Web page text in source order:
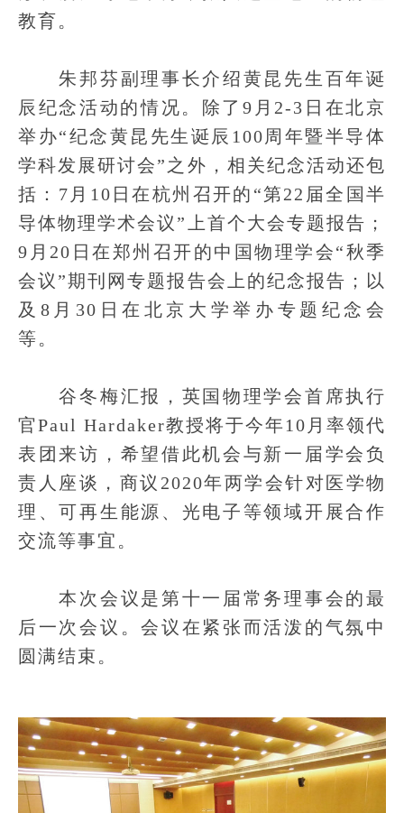
教育。
朱邦芬副理事长介绍黄昆先生百年诞
辰纪念活动的情况。除了9月2-3日在北京
举办“纪念黄昆先生诞辰100周年暨半导体
学科发展研讨会”之外，相关纪念活动还包
括：7月10日在杭州召开的“第22届全国半
导体物理学术会议”上首个大会专题报告；
9月20日在郑州召开的中国物理学会“秋季
会议”期刊网专题报告会上的纪念报告；以
及8月30日在北京大学举办专题纪念会
等。
谷冬梅汇报，英国物理学会首席执行
官Paul Hardaker教授将于今年10月率领代
表团来访，希望借此机会与新一届学会负
责人座谈，商议2020年两学会针对医学物
理、可再生能源、光电子等领域开展合作
交流等事宜。
本次会议是第十一届常务理事会的最
后一次会议。会议在紧张而活泼的气氛中
圆满结束。